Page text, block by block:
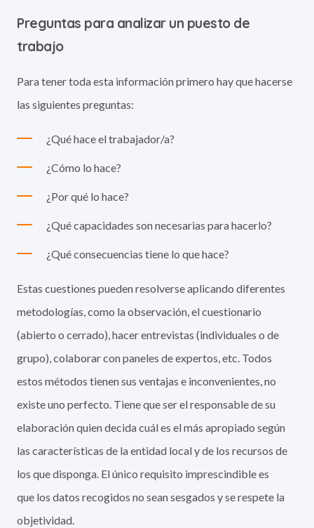
Preguntas para analizar un puesto de
trabajo
Para tener toda esta información primero hay que hacerse
las siguientes preguntas:
¿Qué hace el trabajador/a?
¿Cómo lo hace?
¿Por qué lo hace?
¿Qué capacidades son necesarias para hacerlo?
¿Qué consecuencias tiene lo que hace?
Estas cuestiones pueden resolverse aplicando diferentes
metodologías, como la observación, el cuestionario
(abierto o cerrado), hacer entrevistas (individuales o de
grupo), colaborar con paneles de expertos, etc. Todos
estos métodos tienen sus ventajas e inconvenientes, no
existe uno perfecto. Tiene que ser el responsable de su
elaboración quien decida cuál es el más apropiado según
las características de la entidad local y de los recursos de
los que disponga. El único requisito imprescindible es
que los datos recogidos no sean sesgados y se respete la
objetividad.